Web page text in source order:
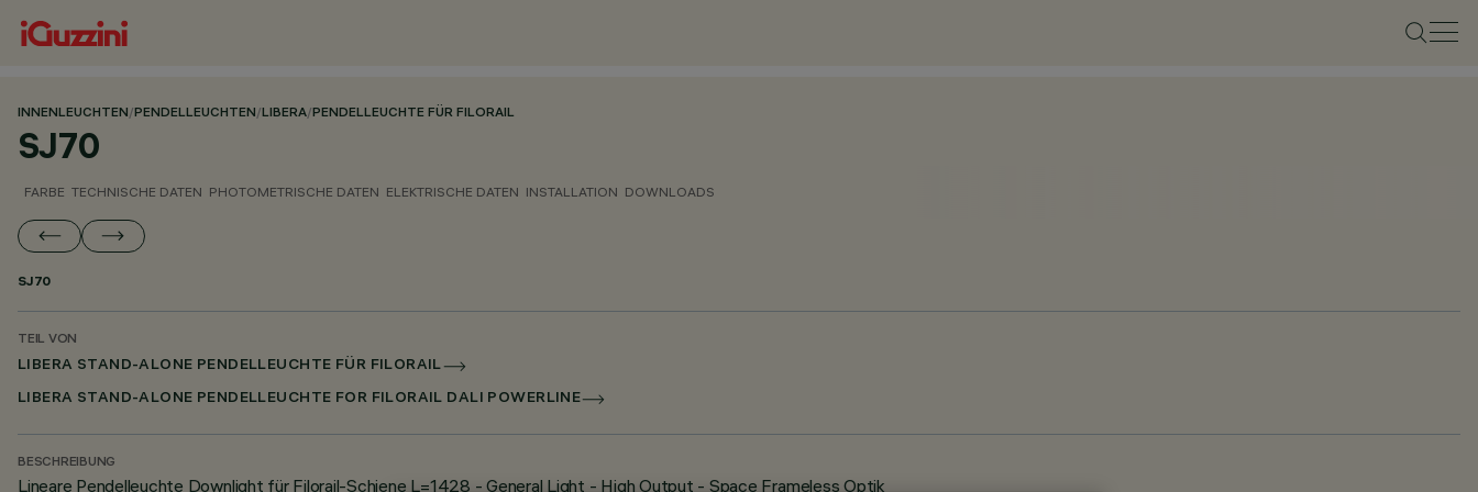
INNENLEUCHTEN/PENDELLEUCHTEN/LIBERA/PENDELLEUCHTE FÜR FILORAIL
SJ70
FARBE TECHNISCHE DATEN PHOTOMETRISCHE DATEN ELEKTRISCHE DATEN INSTALLATION DOWNLOADS
SJ70
TEIL VON
LIBERA STAND-ALONE PENDELLEUCHTE FÜR FILORAIL
LIBERA STAND-ALONE PENDELLEUCHTE FOR FILORAIL DALI POWERLINE
BESCHREIBUNG
Lineare Pendelleuchte Downlight für Filorail-Schiene L=1428 - General Light - High Output - Space Frameless Optik